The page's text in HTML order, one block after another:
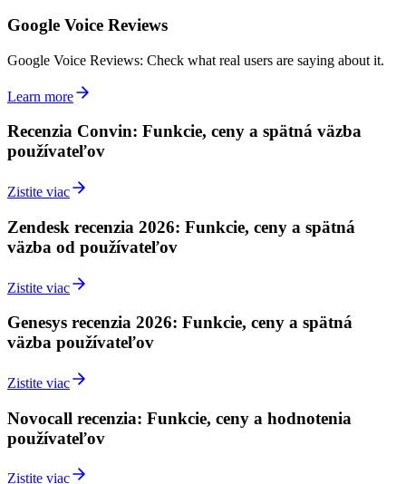
Google Voice Reviews
Google Voice Reviews: Check what real users are saying about it.
Learn more
Recenzia Convin: Funkcie, ceny a spätná väzba
používateľov
Zistite viac
Zendesk recenzia 2026: Funkcie, ceny a spätná
väzba od používateľov
Zistite viac
Genesys recenzia 2026: Funkcie, ceny a spätná
väzba používateľov
Zistite viac
Novocall recenzia: Funkcie, ceny a hodnotenia
používateľov
Zistite viac